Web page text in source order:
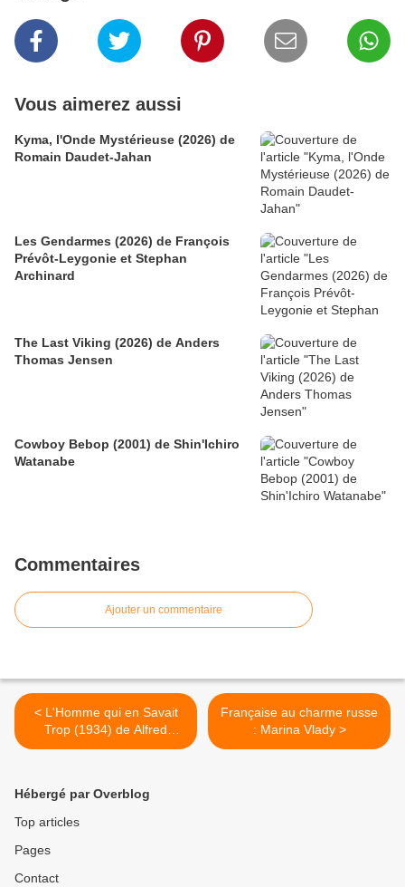
Vous aimerez aussi
Kyma, l'Onde Mystérieuse (2026) de
Romain Daudet-Jahan
Les Gendarmes (2026) de François
Prévôt-Leygonie et Stephan
Archinard
The Last Viking (2026) de Anders
Thomas Jensen
Cowboy Bebop (2001) de Shin'Ichiro
Watanabe
Commentaires
Ajouter un commentaire
< L'Homme qui en Savait
Trop (1934) de Alfred
Hitchcock
Française au charme russe
: Marina Vlady >
Hébergé par Overblog
Top articles
Pages
Contact